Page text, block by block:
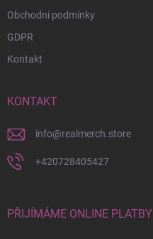
Obchodní podmínky
GDPR
Kontakt
KONTAKT
info@realmerch.store
+420728405427
PŘIJÍMÁME ONLINE PLATBY